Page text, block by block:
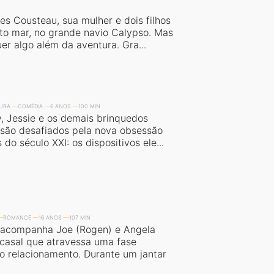
Cousteau, sua mulher e dois filhos
mar, no grande navio Calypso. Mas
algo além da aventura. Gra...
COMÉDIA 6 ANOS 100 MIN
Jessie e os demais brinquedos
desafiados pela nova obsessão
do século XXI: os dispositivos ele...
ROMANCE 16 ANOS 107 MIN
Joe (Rogen) e Angela
que atravessa uma fase
relacionamento. Durante um jantar